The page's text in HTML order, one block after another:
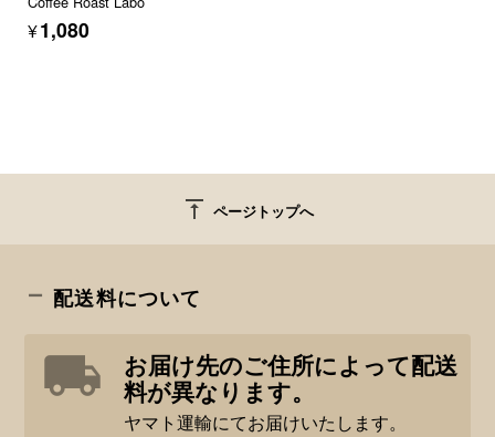
¥1,080
vertical_align_top ページトップへ
配送料について
お届け先のご住所によって配送
料が異なります。
ヤマト運輸にてお届けいたします。